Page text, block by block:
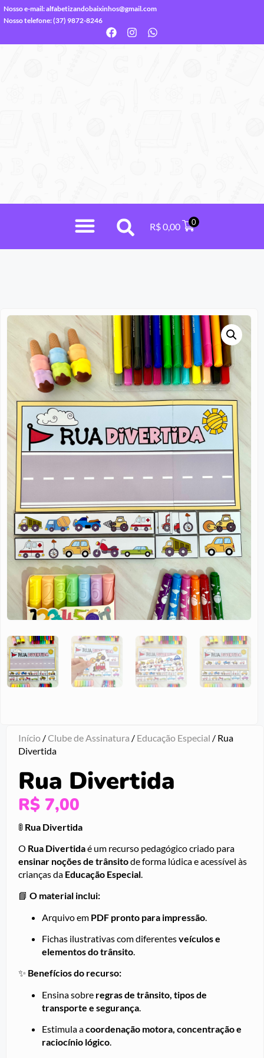
Nosso e-mail:alfabetizandobaixinhos@gmail.com
Nosso telefone: (37) 9872-8246
R$0,00 0
Início /Clube de Assinatura / Educação Especial / Rua
Divertida
Rua Divertida
R$ 7,00
🚦 Rua Divertida
O Rua Divertidaé um recurso pedagógico criado para
ensinar noções de trânsitode forma lúdica e acessível às
crianças da Educação Especial.
📘 O material inclui:
Arquivo em PDF pronto para impressão
Fichas ilustrativas com diferentesveículos e
elementos do trânsito.
✨ Benefícios do recurso:
Ensina sobre regras de trânsito, tipos de
transporte e segurança.
Estimula acoordenação motora, concentração e
raciocínio lógico.